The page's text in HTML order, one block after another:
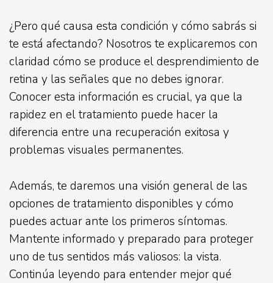
¿Pero qué causa esta condición y cómo sabrás si
te está afectando? Nosotros te explicaremos con
claridad cómo se produce el desprendimiento de
retina y las señales que no debes ignorar.
Conocer esta información es crucial, ya que la
rapidez en el tratamiento puede hacer la
diferencia entre una recuperación exitosa y
problemas visuales permanentes.
Además, te daremos una visión general de las
opciones de tratamiento disponibles y cómo
puedes actuar ante los primeros síntomas.
Mantente informado y preparado para proteger
uno de tus sentidos más valiosos: la vista.
Continúa leyendo para entender mejor qué